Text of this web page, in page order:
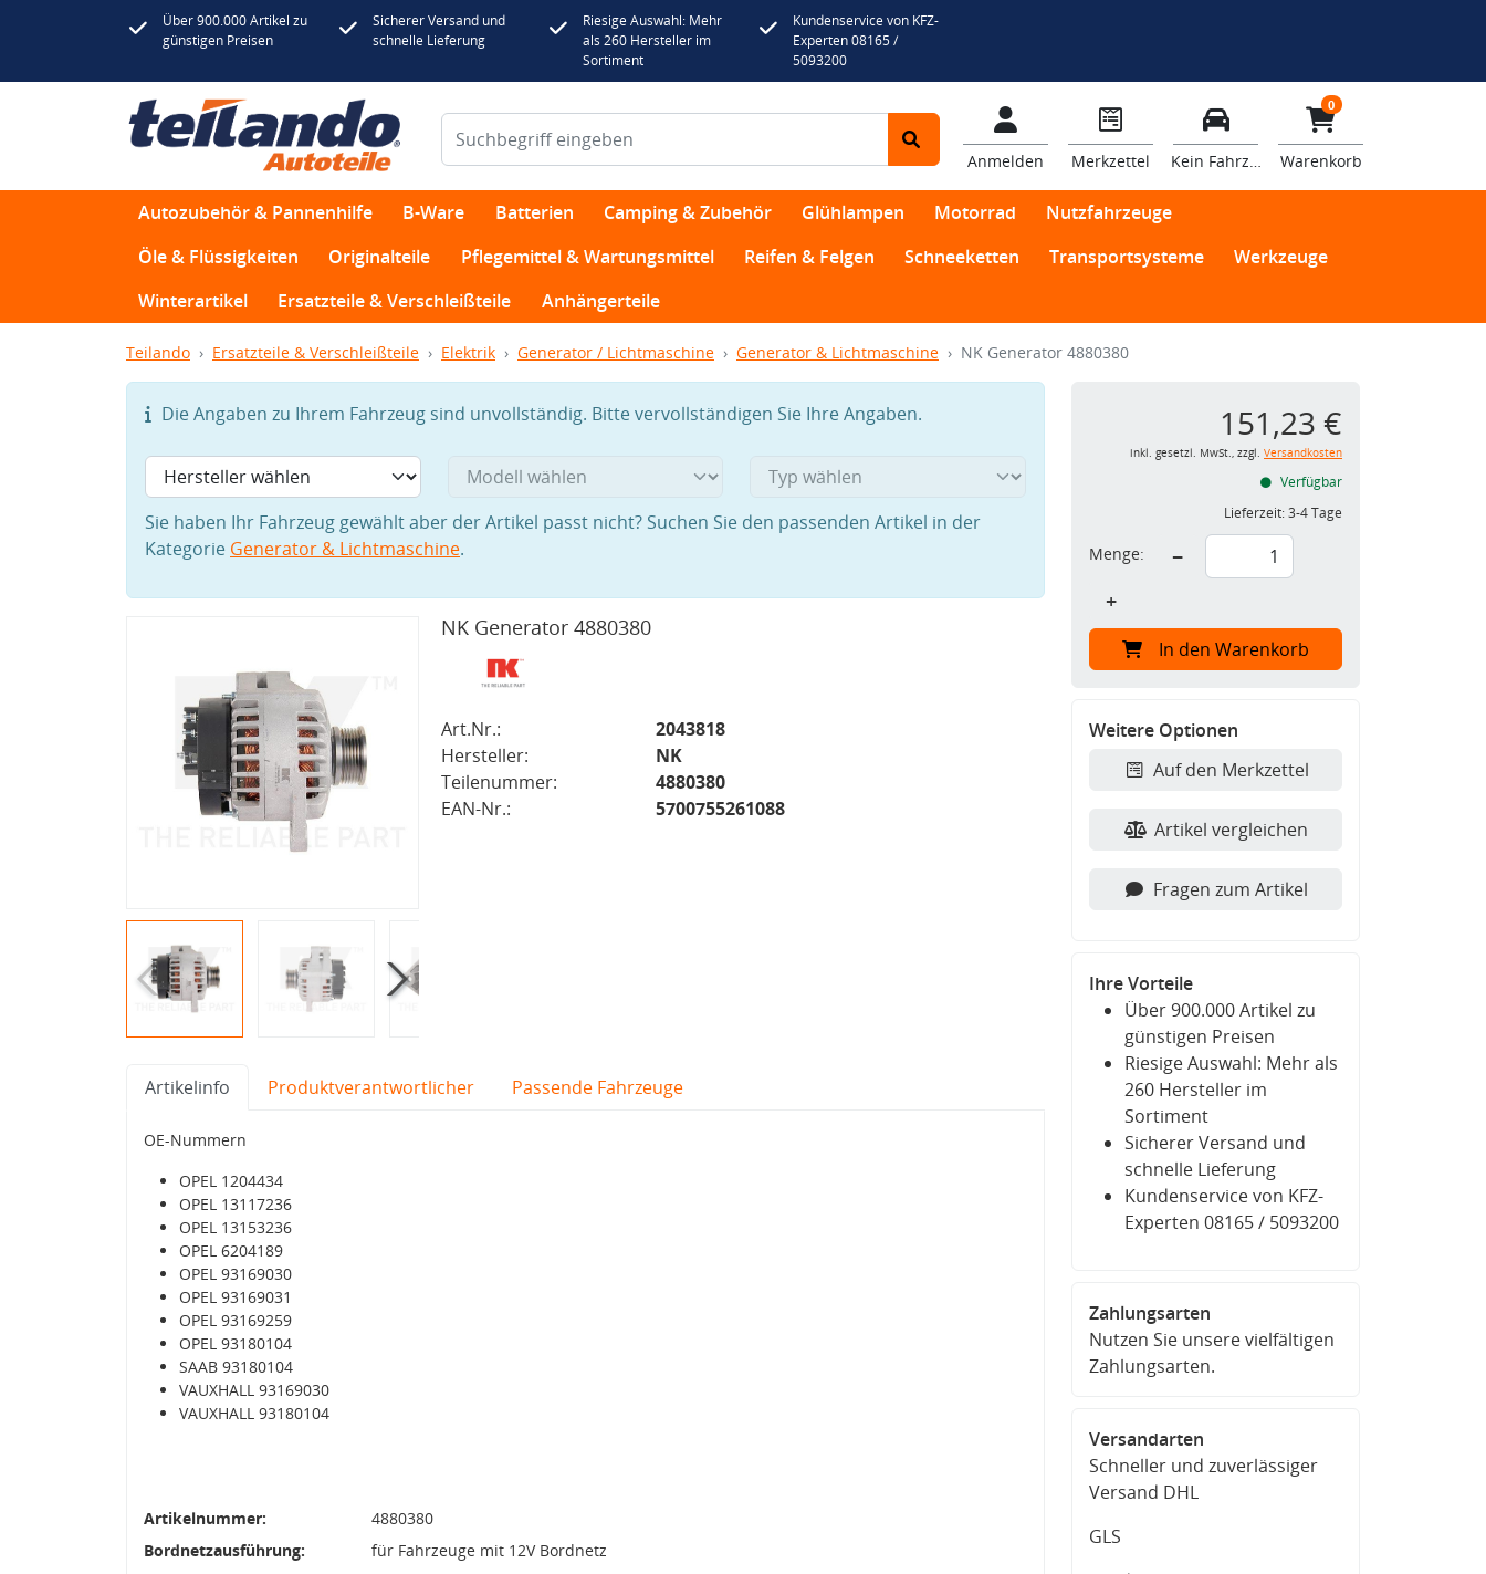
Über 900.000 Artikel zu
günstigen Preisen
Sicherer Versand und
schnelle Lieferung
Riesige Auswahl: Mehr
als 260 Hersteller im
Sortiment
Kundenservice von KFZ-
Experten 08165 /
5093200
Anmelden Merkzettel Kein Fahrzeug
0
Warenkorb
Autozubehör & Pannenhilfe B-Ware Batterien Camping & Zubehör Glühlampen Motorrad
Nutzfahrzeuge
Öle & Flüssigkeiten
Originalteile Pflegemittel & Wartungsmittel Reifen & Felgen Schneeketten Transportsysteme
Werkzeuge
Winterartikel
Ersatzteile & Verschleißteile Anhängerteile
Teilando Ersatzteile & Verschleißteile Elektrik Generator / Lichtmaschine Generator & Lichtmaschine NK Generator 4880380
Die Angaben zu Ihrem Fahrzeug sind unvollständig. Bitte vervollständigen Sie Ihre Angaben.
Sie haben Ihr Fahrzeug gewählt aber der Artikel passt nicht? Suchen Sie den passenden Artikel in der
Kategorie Generator & Lichtmaschine.
NK Generator 4880380
Art.Nr.:
2043818
Hersteller:
NK
Teilenummer:
4880380
EAN-Nr.:
5700755261088
Artikelinfo Produktverantwortlicher Passende Fahrzeuge
OE-Nummern
OPEL 1204434
OPEL 13117236
OPEL 13153236
OPEL 6204189
OPEL 93169030
OPEL 93169031
OPEL 93169259
OPEL 93180104
SAAB 93180104
VAUXHALL 93169030
VAUXHALL 93180104
Artikelnummer:
4880380
Bordnetzausführung:
für Fahrzeuge mit 12V Bordnetz
151,23 €
inkl. gesetzl. MwSt., zzgl. Versandkosten
Verfügbar
Lieferzeit:3-4 Tage
Menge:
−
+
In den Warenkorb
Weitere Optionen
Auf den Merkzettel
Artikel vergleichen
Fragen zum Artikel
Ihre Vorteile
Über 900.000 Artikel zu
günstigen Preisen
Riesige Auswahl: Mehr als
260 Hersteller im
Sortiment
Sicherer Versand und
schnelle Lieferung
Kundenservice von KFZ-
Experten 08165 / 5093200
Zahlungsarten
Nutzen Sie unsere vielfältigen
Zahlungsarten.
Versandarten
Schneller und zuverlässiger
Versand DHL
GLS